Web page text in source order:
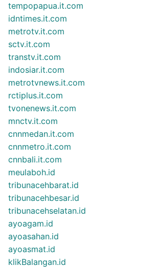
tempopapua.it.com
idntimes.it.com
metrotv.it.com
sctv.it.com
transtv.it.com
indosiar.it.com
metrotvnews.it.com
rctiplus.it.com
tvonenews.it.com
mnctv.it.com
cnnmedan.it.com
cnnmetro.it.com
cnnbali.it.com
meulaboh.id
tribunacehbarat.id
tribunacehbesar.id
tribunacehselatan.id
ayoagam.id
ayoasahan.id
ayoasmat.id
klikBalangan.id